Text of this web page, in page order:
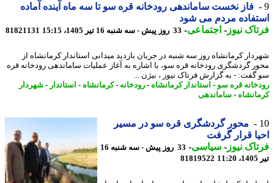
فاز نخست ساماندهی رودخانه قره سو تا سه ماه آینده آماده
مردم می شود
نیوز-اجتماعی-33 روز پیش - سه شنبه 16 تیر 1405، 15:15 81821131
کرمانشاه روز سه شنبه در جریان بازدید میدانی استاندار کرمانشاه از
گردشگری رودخانه قره سو، با اشاره به آغاز عملیات ساماندهی رودخانه قره
- به گزارش فرتاک نیوز ، بیژن ...
قره سو-استاندار کرمانشاه-رودخانه-کرمانشاه-استاندار-شهردار
-ساماندهی
محور گردشگری قره سو در مسیر
قرار گرفت
نیوز-سیاسی-
33 روز پیش - سه شنبه 16
81819522